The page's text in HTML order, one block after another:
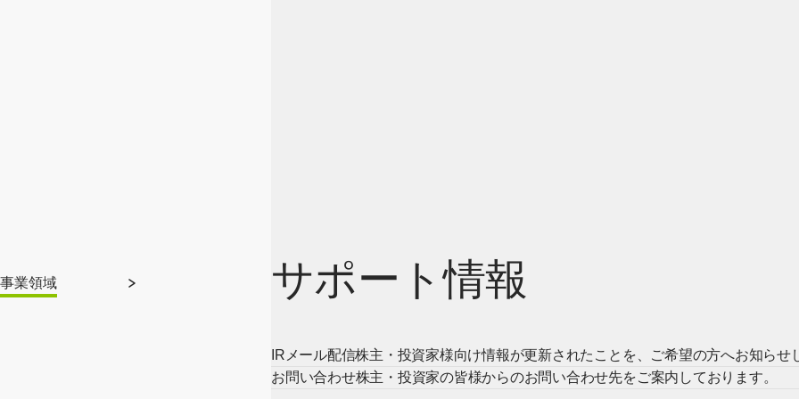
事業領域 サポート情報
IRメール配信株主・投資家様向け情報が更新されたことを、ご希望の方へお知らせ
お問い合わせ株主・投資家の皆様からのお問い合わせ先をご案内しております。